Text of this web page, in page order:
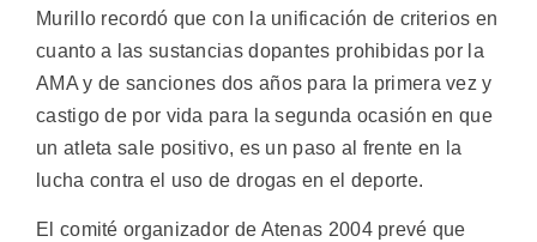
Murillo recordó que con la unificación de criterios en
cuanto a las sustancias dopantes prohibidas por la
AMA y de sanciones dos años para la primera vez y
castigo de por vida para la segunda ocasión en que
un atleta sale positivo, es un paso al frente en la
lucha contra el uso de drogas en el deporte.
El comité organizador de Atenas 2004 prevé que